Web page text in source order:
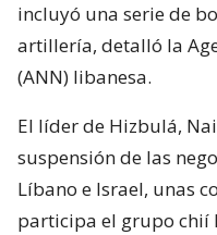
incluyó una serie de
artillería, detalló la
(ANN) libanesa.
El líder de Hizbulá,
suspensión de las
Líbano e Israel, unas
participa el grupo chií